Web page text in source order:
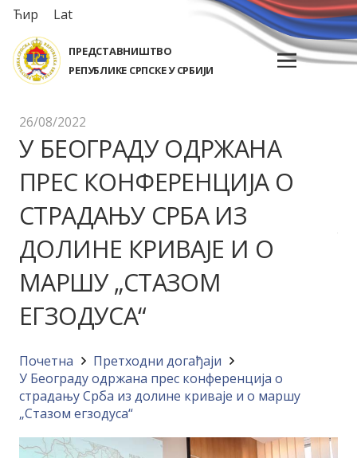
Ћир Lat
ПРЕДСТАВНИШТВО
РЕПУБЛИКЕ СРПСКЕ У СРБИЈИ
26/08/2022
У БЕОГРАДУ ОДРЖАНА
ПРЕС КОНФЕРЕНЦИЈА О
СТРАДАЊУ СРБА ИЗ
ДОЛИНЕ КРИВАЈЕ И О
МАРШУ „СТАЗОМ
ЕГЗОДУСА“
Почетна
Претходни догађаји
У Београду одржана прес конференција о
страдању Срба из долине криваје и о маршу
„Стазом егзодуса“